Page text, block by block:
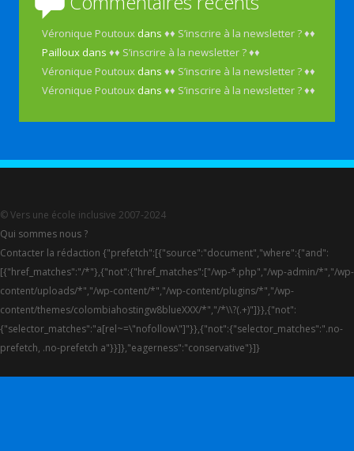
Véronique Poutoux dans♦♦ S’inscrire à la newsletter ? ♦♦
Pailloux dans♦♦ S’inscrire à la newsletter ? ♦♦
Véronique Poutoux dans♦♦ S’inscrire à la newsletter ? ♦♦
Véronique Poutoux dans♦♦ S’inscrire à la newsletter ? ♦♦
© Vers une école inclusive 2007-2024
Qui sommes nous ?
Contacter la rédaction {"prefetch":[{"source":"document","where":{"and":
[{"href_matches":"/*"},{"not":{"href_matches":["/wp-*.php","/wp-admin/*","/wp-
content/uploads/*","/wp-content/*","/wp-content/plugins/*","/wp-
content/themes/colombiahostingw8blueXXX/*","/*\\?(.+)"]}},{"not":
{"selector_matches":"a[rel~=\"nofollow\"]"}},{"not":{"selector_matches":".no-
prefetch, .no-prefetch a"}}]},"eagerness":"conservative"}]}